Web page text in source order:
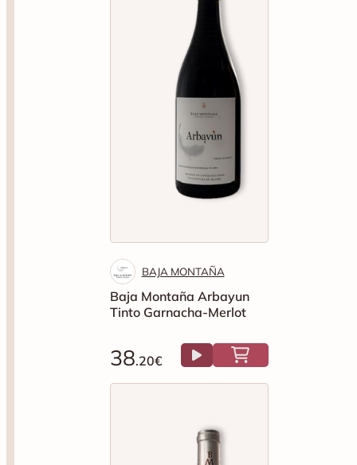
BAJA MONTAÑA
Baja Montaña Arbayun
Tinto Garnacha-Merlot
38.20€